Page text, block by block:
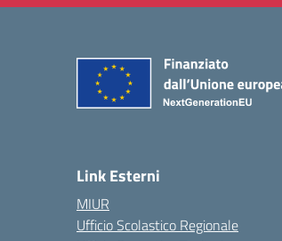
Link Esterni
MIUR
Ufficio Scolastico Regionale